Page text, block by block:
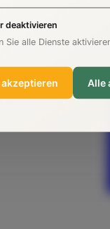
deaktivieren
Sie alle Dienste
Alle